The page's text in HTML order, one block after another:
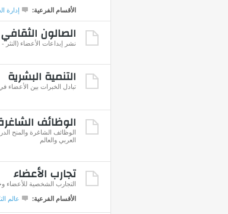
الأقسام الفرعية:
إدارة
الصالون الثقافي
نشر إبداعات الأعضاء (النثر
التنمية البشرية
تبادل الخبرات بين الأعضاء
الوظائف
الوظائف الشاغرة والمنح
العربي والعالم
تجارب الأعضاء
التجارب الشخصية للأعضاء
الأقسام الفرعية:
عالم